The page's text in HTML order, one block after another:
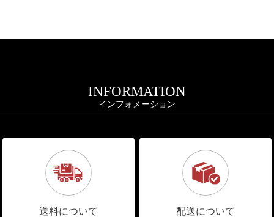
INFORMATION
インフォメーション
送料について 配送について